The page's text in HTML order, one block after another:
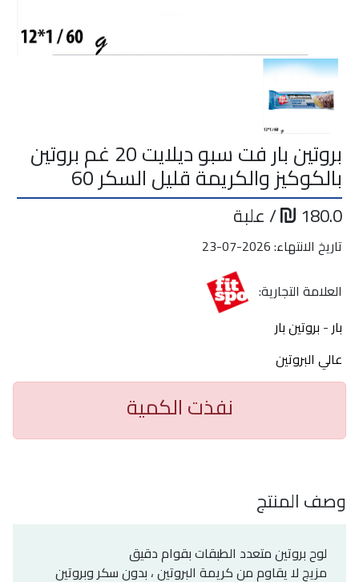
بروتين بار فت سبو ديلايت 20 غم بروتين
بالكوكيز والكريمة قليل السكر 60
180.0 / علبة
تاريخ الانتهاء: 2026-07-23
العلامة التجارية:
بار- بروتين بار
عالي البروتين
نفذت الكمية
وصف المنتج
لوح بروتين متعدد الطبقات بقوام دقيق
مزيج لا يقاوم من كريمة البروتين ، بدون سكر وبروتين